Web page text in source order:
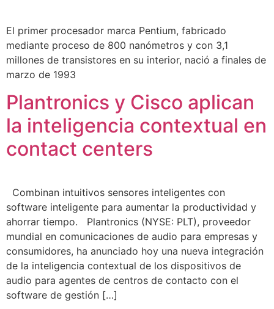
El primer procesador marca Pentium, fabricado
mediante proceso de 800 nanómetros y con 3,1
millones de transistores en su interior, nació a finales de
marzo de 1993
Plantronics y Cisco aplican
la inteligencia contextual en
contact centers
Combinan intuitivos sensores inteligentes con
software inteligente para aumentar la productividad y
ahorrar tiempo. Plantronics (NYSE: PLT), proveedor
mundial en comunicaciones de audio para empresas y
consumidores, ha anunciado hoy una nueva integración
de la inteligencia contextual de los dispositivos de
audio para agentes de centros de contacto con el
software de gestión […]